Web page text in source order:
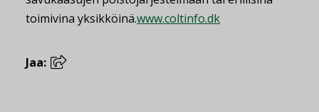
toimivina yksikköinä.www.coltinfo.dk
Jaa: